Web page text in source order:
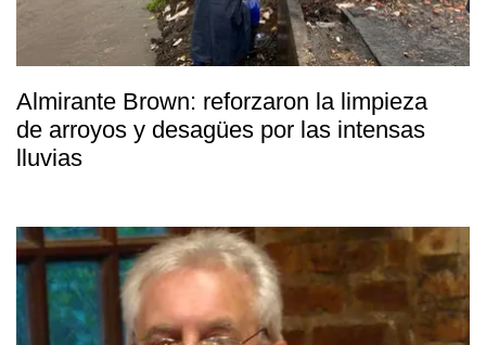
Almirante Brown: reforzaron la limpieza
de arroyos y desagües por las intensas
lluvias